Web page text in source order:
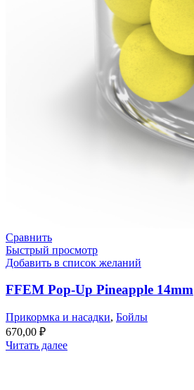
Сравнить
Быстрый просмотр
Добавить в список желаний
FFEM Pop-Up Pineapple 14mm
Прикормка и насадки, Бойлы
670,00 ₽
Читать далее